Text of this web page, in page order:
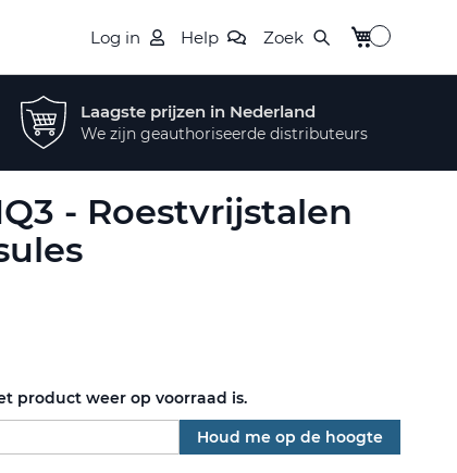
Log in Help Zoek Winkelwagen
Laagste prijzen in Nederland
We zijn geauthoriseerde distributeurs
- Roestvrijstalen
product weer op voorraad is.
Houd me op de hoogte